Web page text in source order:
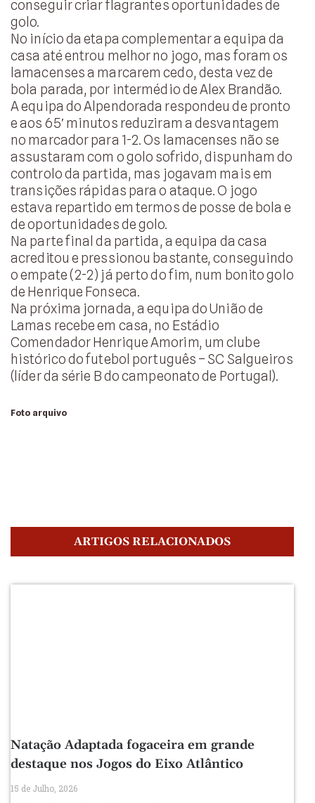
conseguir criar flagrantes oportunidades de
golo.
No início da etapa complementar a equipa da
casa até entrou melhor no jogo, mas foram os
lamacenses a marcarem cedo, desta vez de
bola parada, por intermédio de Alex Brandão.
A equipa do Alpendorada respondeu de pronto
e aos 65′ minutos reduziram a desvantagem
no marcador para 1-2. Os lamacenses não se
assustaram com o golo sofrido, dispunham do
controlo da partida, mas jogavam mais em
transições rápidas para o ataque. O jogo
estava repartido em termos de posse de bola e
de oportunidades de golo.
Na parte final da partida, a equipa da casa
acreditou e pressionou bastante, conseguindo
o empate (2-2) já perto do fim, num bonito golo
de Henrique Fonseca.
Na próxima jornada, a equipa do União de
Lamas recebe em casa, no Estádio
Comendador Henrique Amorim, um clube
histórico do futebol português – SC Salgueiros
(líder da série B do campeonato de Portugal).
Foto arquivo
ARTIGOS RELACIONADOS
Natação Adaptada fogaceira em grande
destaque nos Jogos do Eixo Atlântico
15 de Julho, 2026